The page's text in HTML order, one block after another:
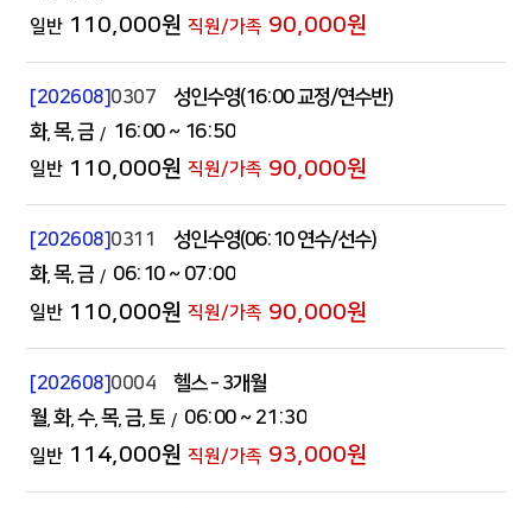
110,000원 90,000원
[202608]0307
성인수영(16:00 교정/연수반)
화 목 금 16:00 ~ 16:50
110,000원 90,000원
[202608]0311
성인수영(06:10 연수/선수)
화 목 금 06:10 ~ 07:00
110,000원 90,000원
[202608]0004
헬스 - 3개월
월 화 수 목 금 토 06:00 ~ 21:30
114,000원 93,000원